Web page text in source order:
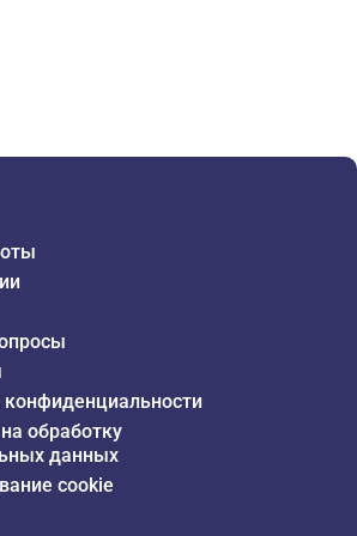
конфиденциальности
обработку
данных
cookie